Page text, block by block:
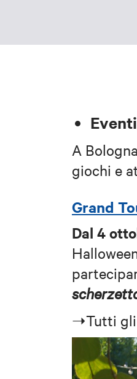
A
giochi e
Grand
Dal 4
➝Tutti gli